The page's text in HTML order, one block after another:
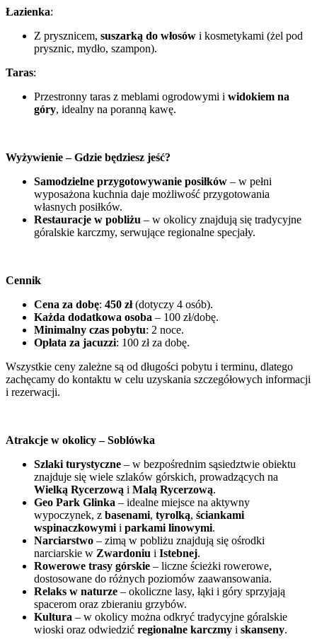
Łazienka:
Z prysznicem, suszarką do włosów i kosmetykami (żel pod
prysznic, mydło, szampon).
Taras:
Przestronny taras z meblami ogrodowymi i widokiem na
góry, idealny na poranną kawę.
Wyżywienie – Gdzie będziesz jeść?
Samodzielne przygotowywanie posiłków – w pełni
wyposażona kuchnia daje możliwość przygotowania
własnych posiłków.
Restauracje w pobliżu – w okolicy znajdują się tradycyjne
góralskie karczmy, serwujące regionalne specjały.
Cennik
Cena za dobę: 450 zł(dotyczy 4 osób).
Każda dodatkowa osoba – 100 zł/dobę.
Minimalny czas pobytu: 2 noce.
Opłata za jacuzzi: 100 zł za dobę.
Wszystkie ceny zależne są od długości pobytu i terminu, dlatego
zachęcamy do kontaktu w celu uzyskania szczegółowych informacji
i rezerwacji.
Atrakcje w okolicy – Soblówka
Szlaki turystyczne – w bezpośrednim sąsiedztwie obiektu
znajduje się wiele szlaków górskich, prowadzących na
Wielką Rycerzową i Malą Rycerzową.
Geo Park Glinka – idealne miejsce na aktywny
wypoczynek, z basenami, tyrolką, ściankami
wspinaczkowymi i parkami linowymi.
Narciarstwo – zimą w pobliżu znajdują się ośrodki
narciarskie w Zwardoniu i Istebnej.
Rowerowe trasy górskie – liczne ścieżki rowerowe,
dostosowane do różnych poziomów zaawansowania.
Relaks w naturze – okoliczne lasy, łąki i góry sprzyjają
spacerom oraz zbieraniu grzybów.
Kultura – w okolicy można odkryć tradycyjne góralskie
wioski oraz odwiedzić regionalne karczmy i skanseny.